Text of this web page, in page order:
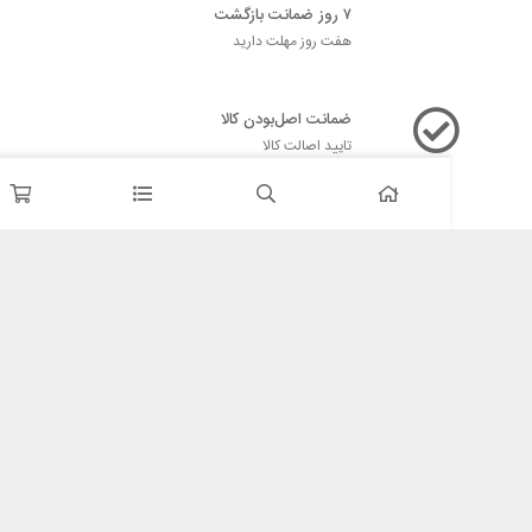
هفت روز مهلت دارید
ضمانت اصل‌بودن کالا
تایید اصالت کالا